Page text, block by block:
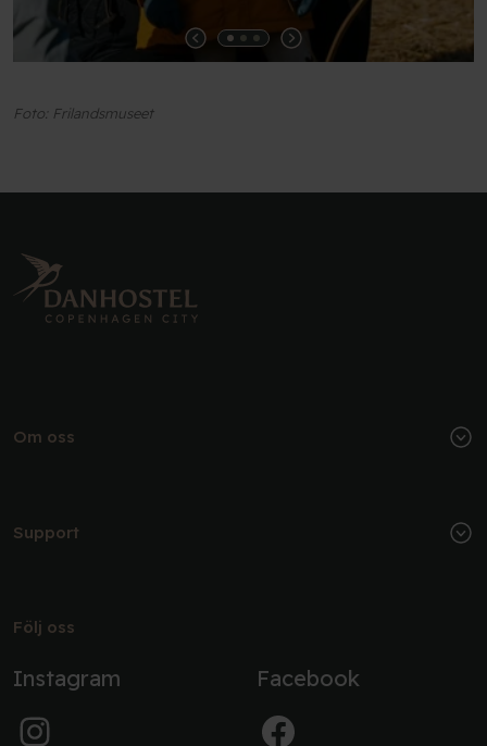
Foto: Frilandsmuseet
Om oss
Support
Följ oss
Instagram Facebook